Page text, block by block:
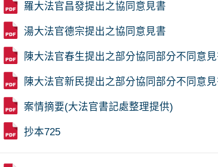
羅大法官昌發提出之協同意見書
湯大法官德宗提出之協同意見書
陳大法官春生提出之部分協同部分不同意
陳大法官新民提出之部分協同部分不同意
案情摘要(大法官書記處整理提供)
抄本725